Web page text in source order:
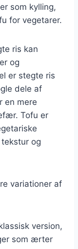
som kylling,
for vegetarer.
ris kan
og
er stegte ris
dele af
en mere
Tofu er
og
variationer af
version,
som ærter